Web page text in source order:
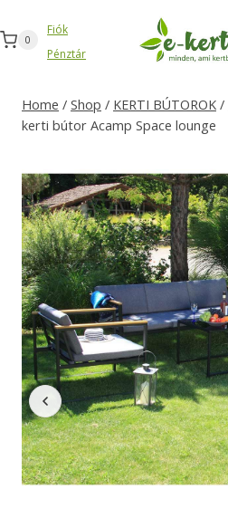
to
content
0
Fiók
Pénztár
Home / Shop / KERTI BÚTOROK /
kerti bútor Acamp Space lounge